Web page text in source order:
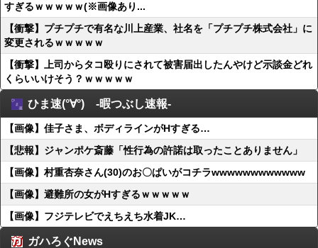
すぎるｗｗｗｗｗ(※画像あり...
【衝撃】プチプチで有名な川上産業、社名を「プチプチ株式会社」に
変更されるｗｗｗｗｗ
【衝撃】上司からタコ殴りにされて被害届出したんやけど示談金どれ
くらいいけそう？ｗｗｗｗｗ
ひま速(°∀°) -暇つぶし速報-
【画像】佳子さま、ボディラインがHすぎる…
【悲報】ジャンポケ斎藤「性行為の許諾は取ったことありません」
【画像】村重杏奈さん(30)のお〇ぱいがコチラwwwwwwwwwwww
【画像】避難所の女がHすぎるｗｗｗｗｗ
【画像】フジテレビでえちえち水着JK…
ガハろぐNews